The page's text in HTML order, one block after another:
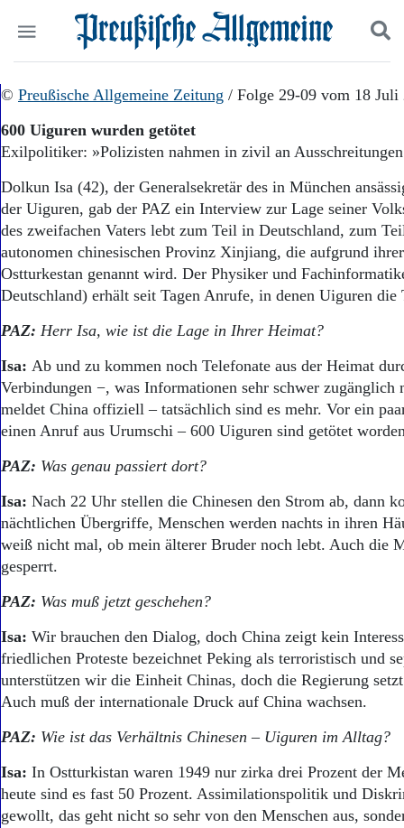
Start
Wer wir sind
Aktuelle Ausgabe
Abonnenten-Login
Abo Prämien
Mediadaten
Politik
Wirtschaft
Panorama
Leben
Geschichte
Ostpreußen
Pommern
Berlin-Brandenburg
Schlesien
Bücher
Kontakt
Suchen und finden
© Preußische Allgemeine Zeitung / Folge 29-09 vom 18 Juli
600 Uiguren wurden getötet
Exilpolitiker: »Polizisten nahmen in zivil an
Dolkun Isa (42), der Generalsekretär des in München
der Uiguren, gab der PAZ ein Interview zur Lage seiner
des zweifachen Vaters lebt zum Teil in Deutschland, zum
autonomen chinesischen Provinz Xinjiang, die aufgrund
Ostturkestan genannt wird. Der Physiker und
Deutschland) erhält seit Tagen Anrufe, in denen Uiguren die
PAZ: Herr Isa, wie ist die Lage in Ihrer Heimat?
Isa: Ab und zu kommen noch Telefonate aus der Heimat
Verbindungen −, was Informationen sehr schwer zugänglich
meldet China offiziell – tatsächlich sind es mehr. Vor ein
einen Anruf aus Urumschi – 600 Uiguren sind getötet
PAZ: Was genau passiert dort?
Isa: Nach 22 Uhr stellen die Chinesen den Strom ab, dann
nächtlichen Übergriffe, Menschen werden nachts in ihren
weiß nicht mal, ob mein älterer Bruder noch lebt. Auch die
gesperrt.
PAZ: Was muß jetzt geschehen?
Isa: Wir brauchen den Dialog, doch China zeigt kein
friedlichen Proteste bezeichnet Peking als terroristisch und
unterstützen wir die Einheit Chinas, doch die Regierung
Auch muß der internationale Druck auf China wachsen.
PAZ: Wie ist das Verhältnis Chinesen – Uiguren im Alltag?
Isa: In Ostturkistan waren 1949 nur zirka drei Prozent der
heute sind es fast 50 Prozent. Assimilationspolitik und
gewollt, das geht nicht so sehr von den Menschen aus,